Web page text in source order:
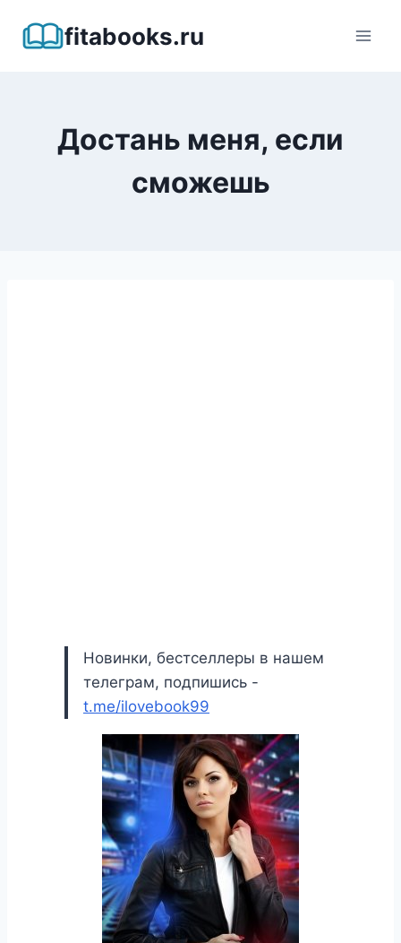
fitabooks.ru
Достань меня, если
сможешь
Новинки, бестселлеры в нашем
телеграм, подпишись -
t.me/ilovebook99